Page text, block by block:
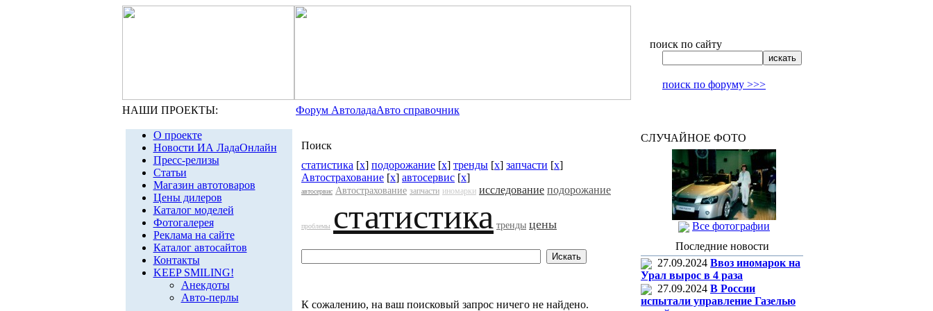
поиск по сайту
поиск по форуму >>>
НАШИ ПРОЕКТЫ: Форум АвтоладаАвто справочник
О проекте
Новости ИА ЛадаОнлайн
Пресс-релизы
Статьи
Магазин автотоваров
Цены дилеров
Каталог моделей
Фотогалерея
Реклама на сайте
Каталог автосайтов
Контакты
KEEP SMILING!
Анекдоты
Авто-перлы
Поиск
статистика [x] подорожание [x] тренды [x] запчасти [x]
Автострахование [x] автосервис [x]
автосервис Автострахование запчасти иномарки исследование подорожание
проблемы статистика тренды цены
К сожалению, на ваш поисковый запрос ничего не найдено.
СЛУЧАЙНОЕ ФОТО
Все фотографии
Последние новости
27.09.2024 Ввоз иномарок на
Урал вырос в 4 раза
27.09.2024 В России
испытали управление Газелью